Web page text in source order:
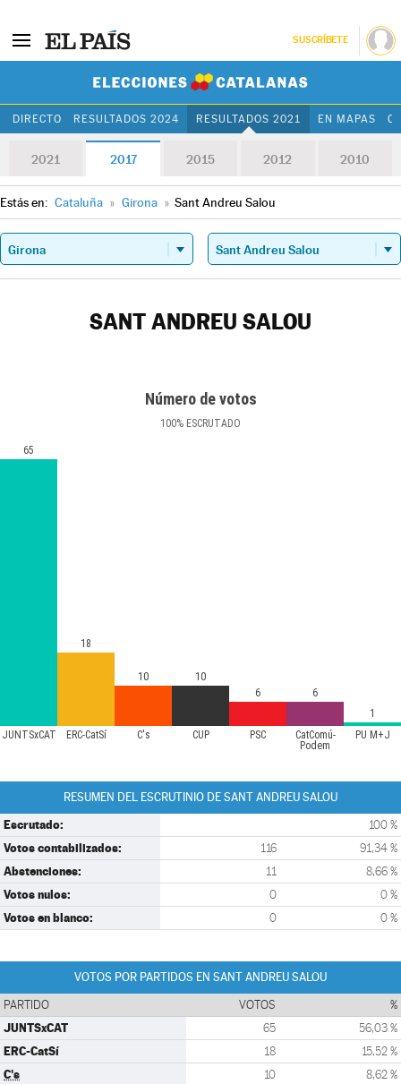
SUSCRÍBETE
DIRECTO RESULTADOS 2024 RESULTADOS 2021 EN MAPAS
2021 2017 2015 2012 2010
Estás en: Cataluña » Girona » Sant Andreu Salou
SANT ANDREU SALOU
Número de votos
100% ESCRUTADO
JUNTSxCAT ERC-CatSí C's CUP PSC
CatComú-
Podem
PU M+J
65
18
10
10
6
6
1
RESUMEN DEL ESCRUTINIO DE SANT ANDREU SALOU
Escrutado: 100 %
Votos contabilizados: 116 91,34 %
Abstenciones: 11 8,66 %
Votos nulos: 0 0 %
Votos en blanco: 0 0 %
VOTOS POR PARTIDOS EN SANT ANDREU SALOU
PARTIDO VOTOS %
JUNTSxCAT 65 56,03 %
ERC-CatSí 18 15,52 %
C's 10 8,62 %